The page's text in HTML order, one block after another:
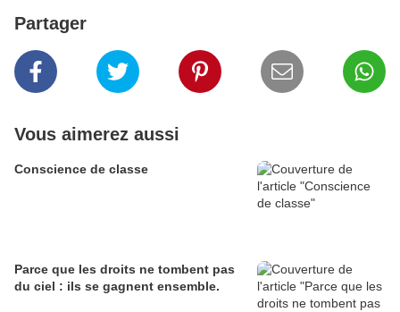
Partager
Vous aimerez aussi
Conscience de classe
Parce que les droits ne tombent pas
du ciel : ils se gagnent ensemble.